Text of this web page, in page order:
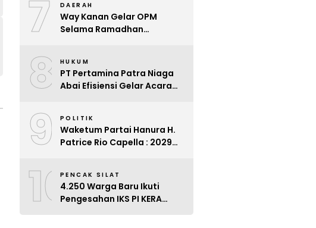
7 DAERAH
Way Kanan Gelar OPM
Selama Ramadhan
8 HUKUM
PT Pertamina Patra Niaga
Abai Efisiensi Gelar Acara
9 POLITIK
Waketum Partai Hanura H.
Patrice Rio Capella : 2029
10PENCAK SILAT
4.250 Warga Baru Ikuti
Pengesahan IKS PI KERA